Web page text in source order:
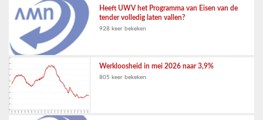
Heeft UWV het Programma van Eisen van de
tender volledig laten vallen?
928 keer bekeken
Werkloosheid in mei 2026 naar 3,9%
805 keer bekeken